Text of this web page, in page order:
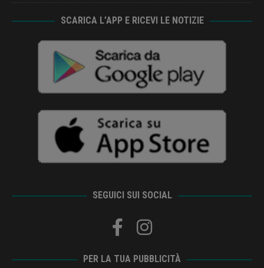
SCARICA L’APP E RICEVI LE NOTIZIE
SEGUICI SUI SOCIAL
PER LA TUA PUBBLICITÀ